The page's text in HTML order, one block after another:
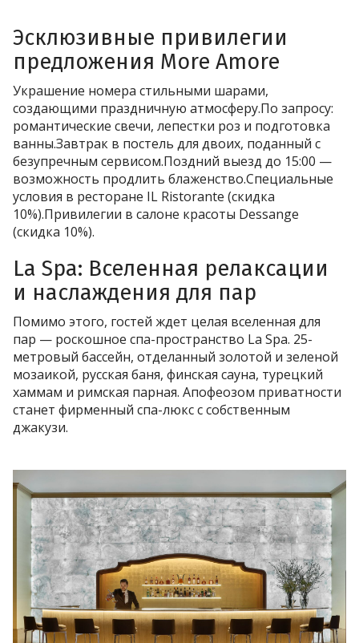
Эсклюзивные привилегии
предложения More Amore
Украшение номера стильными шарами,
создающими праздничную атмосферу.По запросу:
романтические свечи, лепестки роз и подготовка
ванны.Завтрак в постель для двоих, поданный с
безупречным сервисом.Поздний выезд до 15:00 —
возможность продлить блаженство.Специальные
условия в ресторане IL Ristorante (скидка
10%).Привилегии в салоне красоты Dessange
(скидка 10%).
La Spa: Вселенная релаксации
и наслаждения для пар
Помимо этого, гостей ждет целая вселенная для
пар — роскошное спа-пространство La Spa. 25-
метровый бассейн, отделанный золотой и зеленой
мозаикой, русская баня, финская сауна, турецкий
хаммам и римская парная. Апофеозом приватности
станет фирменный спа-люкс с собственным
джакузи.